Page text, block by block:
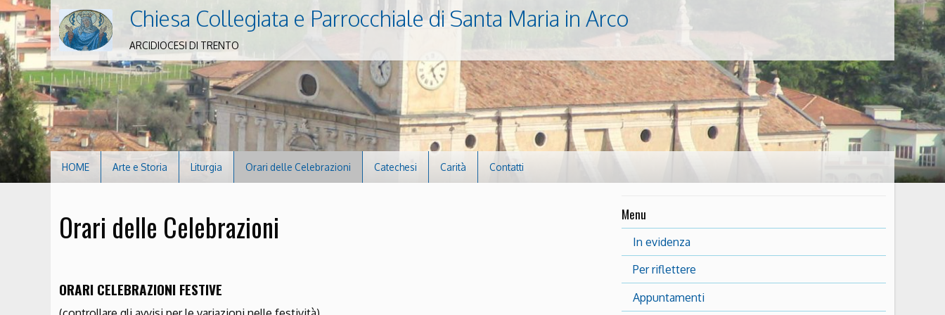
Chiesa Collegiata e Parrocchiale di Santa Maria in Arco
ARCIDIOCESI DI TRENTO
HOME Arte e Storia Liturgia Orari delle Celebrazioni Catechesi Carità Contatti
Orari delle Celebrazioni
ORARI CELEBRAZIONI FESTIVE
Menu
In evidenza
Per riflettere
Appuntamenti